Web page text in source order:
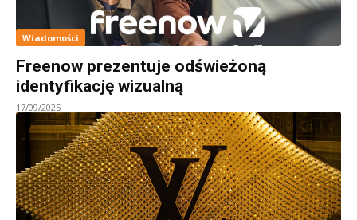
Wiadomości
Freenow prezentuje odświeżoną
identyfikację wizualną
17/09/2025